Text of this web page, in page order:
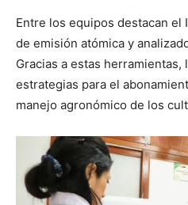
Entre los equipos destacan el
de emisión atómica y
Gracias a estas
estrategias para el
manejo agronómico de los